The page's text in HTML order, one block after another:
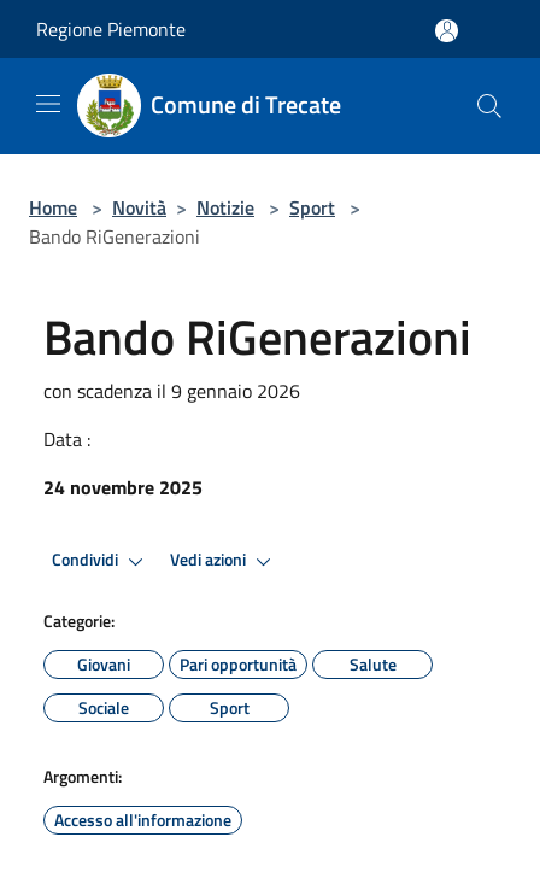
Regione Piemonte
Comune di Trecate
Home > Novità > Notizie > Sport >
Bando RiGenerazioni
Bando RiGenerazioni
con scadenza il 9 gennaio 2026
Data :
24 novembre 2025
Condividi Vedi azioni
Categorie:
Giovani
Pari opportunità
Salute
Sociale
Sport
Argomenti:
Accesso all'informazione